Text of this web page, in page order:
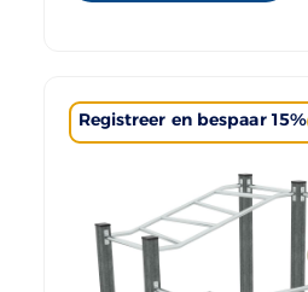
Registreer en bespaar 15%